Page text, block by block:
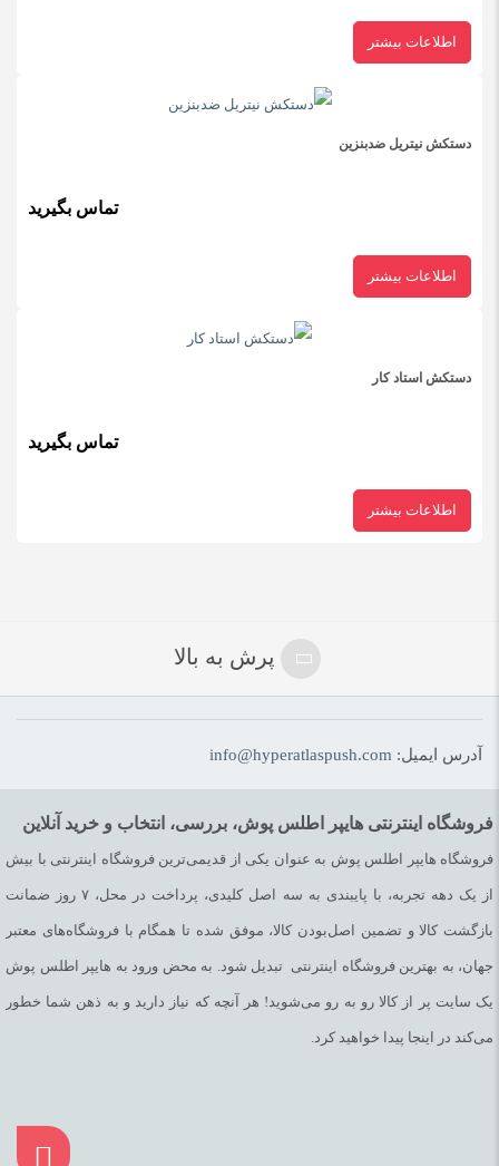
نام*
ذخیره نام، ایمیل و وبسایت من در مرورگر برای زمانی که دوباره
رسمی و عاری از لحن تند، تمسخرو توهین باشد.
مثل شماره تماس، ایمیل و آی‌دی شبکه‌های اجتماعی پرهیز کنید.
در نظر داشته باشید هدف نهایی از ارائه‌ی نظر درباره‌ی کالا ارائه‌ی
اطلاعات مشخص و دقیق برای راهنمایی سایر کاربران در فرآیند خرید
یک محصول توسط ایشان است.
با توجه به ساختار بخش نظرات، از پرسیدن سوال یا درخواست
راهنمایی در این بخش خودداری کرده و سوالات خود را در بخش
«پرسش و پاسخ» مطرح کنید.
اطلاعات بیشتر
دستکش نیتریل ضدبنزین
تماس بگیرید
اطلاعات بیشتر
دستکش استاد کار
تماس بگیرید
اطلاعات بیشتر
پرش به بالا
آدرس ایمیل: info@hyperatlaspush.com
فروشگاه اینترنتی هایپر اطلس پوش، بررسی، انتخاب و خرید آنلاین
فروشگاه هایپر اطلس پوش به عنوان یکی از قدیمی‌ترین فروشگاه اینترنتی با بیش
از یک دهه تجربه، با پایبندی به سه اصل کلیدی، پرداخت در محل، ۷ روز ضمانت
بازگشت کالا و تضمین اصل‌بودن کالا، موفق شده تا همگام با فروشگاه‌های معتبر
جهان، به بهترین فروشگاه اینترنتی تبدیل شود. به محض ورود به هایپر اطلس پوش
یک سایت پر از کالا رو به رو می‌شوید! هر آنچه که نیاز دارید و به ذهن شما خطور
می‌کند در اینجا پیدا خواهید کرد.